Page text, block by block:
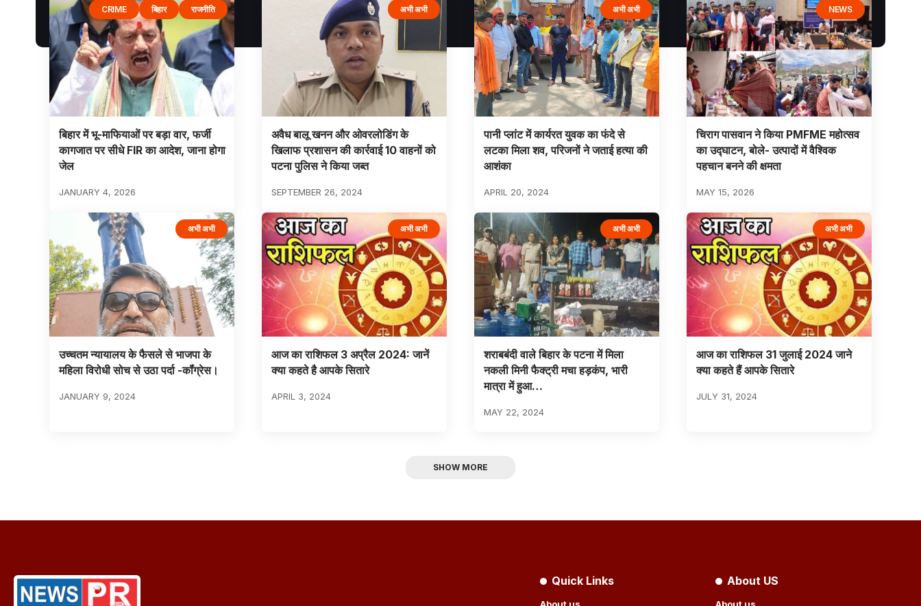
CRIME बिहार राजनीति
बिहार में भू-माफियाओं पर बड़ा वार, फर्जी
कागजात पर सीधे FIR का आदेश, जाना होगा
जेल
JANUARY 4, 2026
अभी अभी
अवैध बालू खनन और ओवरलोडिंग के
खिलाफ प्रशासन की कार्रवाई 10 वाहनों को
पटना पुलिस ने किया जब्त
SEPTEMBER 26, 2024
अभी अभी
पानी प्लांट में कार्यरत युवक का फंदे से
लटका मिला शव, परिजनों ने जताई हत्या की
आशंका
APRIL 20, 2024
NEWS
चिराग पासवान ने किया PMFME महोत्सव
का उद्घाटन, बोले- उत्पादों में वैश्विक
पहचान बनने की क्षमता
MAY 15, 2026
अभी अभी
उच्चतम न्यायालय के फैसले से भाजपा के
महिला विरोधी सोच से उठा पर्दा -कॉंग्रेस।
JANUARY 9, 2024
अभी अभी
आज का राशिफल 3 अप्रैल 2024: जानें
क्या कहते है आपके सितारे
APRIL 3, 2024
अभी अभी
शराबबंदी वाले बिहार के पटना में मिला
नकली मिनी फैक्ट्री मचा हड़कंप, भारी
मात्रा में हुआ…
MAY 22, 2024
अभी अभी
आज का राशिफल 31 जुलाई 2024 जाने
क्या कहते हैं आपके सितारे
JULY 31, 2024
SHOW MORE
Quick Links About US